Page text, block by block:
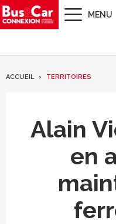
MENU
ACCUEIL TERRITOIRES
Alain
en